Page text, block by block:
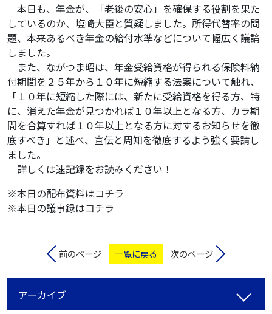
本日も、年金が、「老後の安心」を確保する役割を果た
しているのか、塩崎大臣と質疑しました。所得代替率の問
題、本来あるべき年金の給付水準などについて幅広く議論
しました。
また、ながつま昭は、年金受給資格が得られる保険料納
付期間を２５年から１０年に短縮する法案について触れ、
「１０年に短縮した際には、新たに受給資格を得る方、特
に、消えた年金が見つかれば１０年以上となる方、カラ期
間を合算すれば１０年以上となる方に対するお知らせを徹
底すべき」と述べ、宣伝と周知を徹底するよう強く要請し
ました。
詳しくは速記録をお読みください！
※本日の配布資料はコチラ
※本日の議事録はコチラ
前のページ 一覧に戻る 次のページ
アーカイブ